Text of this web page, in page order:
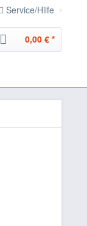
Service/Hilfe
0,00 € *